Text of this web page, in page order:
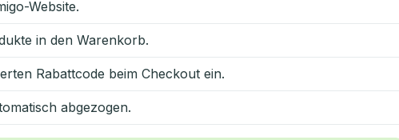
Website.
in den Warenkorb.
Rabattcode beim Checkout ein.
abgezogen.